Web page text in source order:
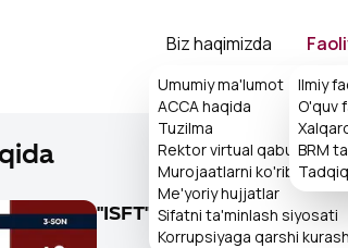
Biz haqimizda
Umumiy ma'lumot
ACCA haqida
Tuzilma
Rektor virtual qabulxonasi
Murojaatlarni ko'rib
Me'yoriy hujjatlar
Sifatni ta'minlash siyosati
Korrupsiyaga qarshi
Ilmiy
O'quv
BRM
"ISFT" ilmiy-uslubiy